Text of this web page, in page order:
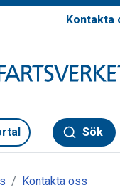
Kontakta
Sök
Kontakta oss